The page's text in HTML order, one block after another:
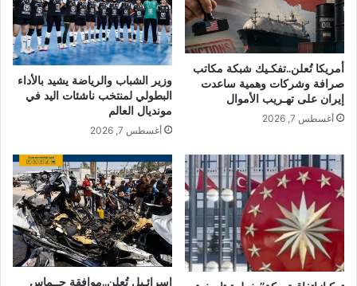
أمريكا تُعلن..تفكـيك شبكة مكاتب
صرافة وشركات وهمية ساعدت
إيران على تهـريب الأموال
أغسطس 7, 2026
وزير الشباب والرياضة يشيد بالأداء
البطولي لمنتخب ناشئات اليد في
مونديال العالم
أغسطس 7, 2026
إسرائـيل تُعلن..موافقة حــماس